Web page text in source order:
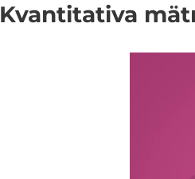
Kvantitativa